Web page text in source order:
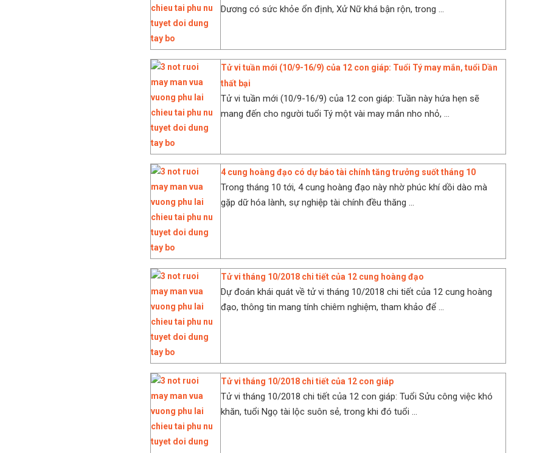
Dương có sức khỏe ổn định, Xử Nữ khá bận rộn, trong ...
Tử vi tuần mới (10/9-16/9) của 12 con giáp: Tuổi Tý may mắn, tuổi Dần
thất bại
Tử vi tuần mới (10/9-16/9) của 12 con giáp: Tuần này hứa hẹn sẽ
mang đến cho người tuổi Tý một vài may mắn nho nhỏ, ...
4 cung hoàng đạo có dự báo tài chính tăng trưởng suốt tháng 10
Trong tháng 10 tới, 4 cung hoàng đạo này nhờ phúc khí dồi dào mà
gặp dữ hóa lành, sự nghiệp tài chính đều thăng ...
Tử vi tháng 10/2018 chi tiết của 12 cung hoàng đạo
Dự đoán khái quát về tử vi tháng 10/2018 chi tiết của 12 cung hoàng
đạo, thông tin mang tính chiêm nghiệm, tham khảo để ...
Tử vi tháng 10/2018 chi tiết của 12 con giáp
Tử vi tháng 10/2018 chi tiết của 12 con giáp: Tuổi Sửu công việc khó
khăn, tuổi Ngọ tài lộc suôn sẻ, trong khi đó tuổi ...